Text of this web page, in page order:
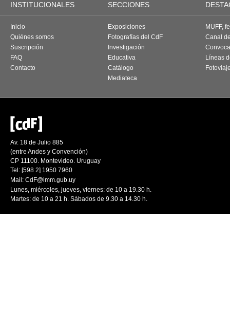
INSTITUCIONALES SECCIONES
Inicio
Quiénes somos
Suscripción
FAQ
Contacto
Exposiciones
Fotografías del CdF
Investigación
Educativa
Catálogo
Mediateca
MUFF,
Canal
Líneas
Av. 18 de Julio 885
(entre Andes y Convención)
CP 11100. Montevideo. Uruguay
Tel: [598 2] 1950 7960
Mail: CdF@imm.gub.uy
Lunes, miércoles, jueves, viernes: de 10 a 19.30 h.
Martes: de 10 a 21 h. Sábados de 9.30 a 14.30 h.